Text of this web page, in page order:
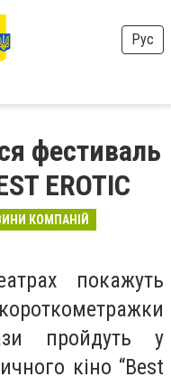
Рус
фестиваль
EROTIC
КОМПАНІЙ
покажуть
пройдуть у
кіно “Best